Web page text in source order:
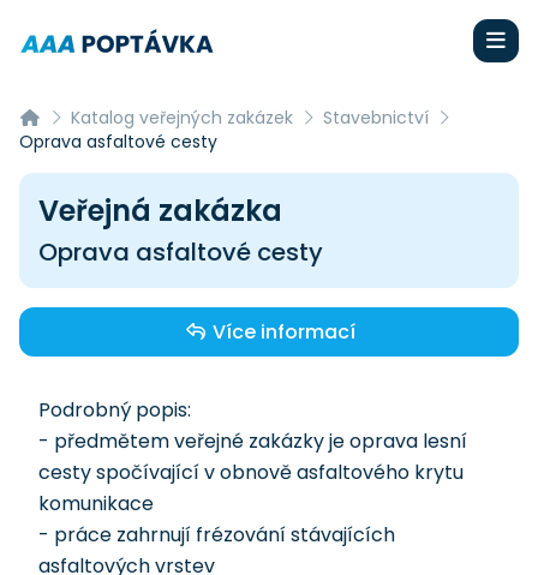
Katalog veřejných zakázek
Stavebnictví
Oprava asfaltové cesty
Veřejná zakázka
Oprava asfaltové cesty
Více informací
Podrobný popis:
- předmětem veřejné zakázky je oprava lesní
cesty spočívající v obnově asfaltového krytu
komunikace
- práce zahrnují frézování stávajících
asfaltových vrstev